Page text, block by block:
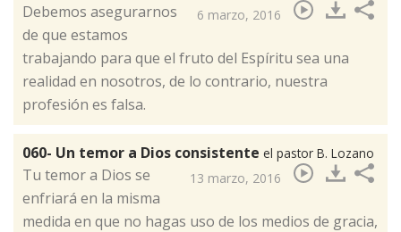
6 marzo, 2016
​Debemos asegurarnos
de que estamos
trabajando para que el fruto del Espíritu sea una
realidad en nosotros, de lo contrario, nuestra
profesión es falsa.
060- Un temor a Dios consistente el pastor B. Lozano
13 marzo, 2016
​Tu temor a Dios se
enfriará en la misma
medida en que no hagas uso de los medios de gracia,